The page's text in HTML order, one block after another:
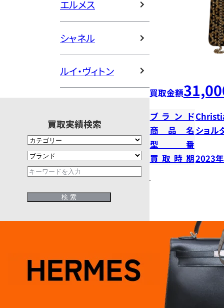
エルメス
シャネル
ルイ・ヴィトン
買取実績検索
買取金額
ブランド
商品名 ショル
型番
買取時期2023